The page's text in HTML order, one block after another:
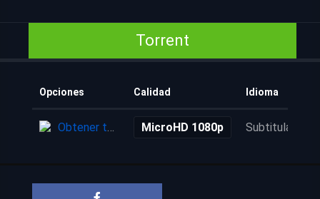
Torrent
Opciones Calidad Idioma
Obtener torrent MicroHD 1080p Subtitulada